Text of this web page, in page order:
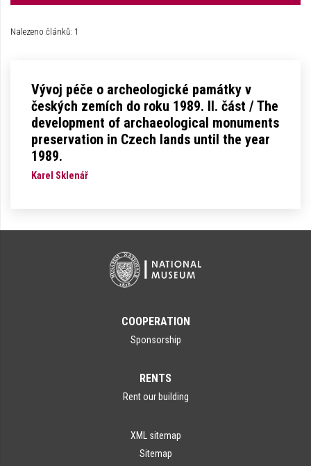
Nalezeno článků: 1
Vývoj péče o archeologické památky v
českých zemích do roku 1989. II. část / The
development of archaeological monuments
preservation in Czech lands until the year
1989.
Karel Sklenář
COOPERATION
Sponsorship
RENTS
Rent our building
XML sitemap
Sitemap